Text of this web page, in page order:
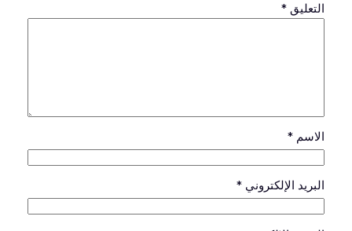
التعليق *
الاسم *
البريد الإلكتروني *